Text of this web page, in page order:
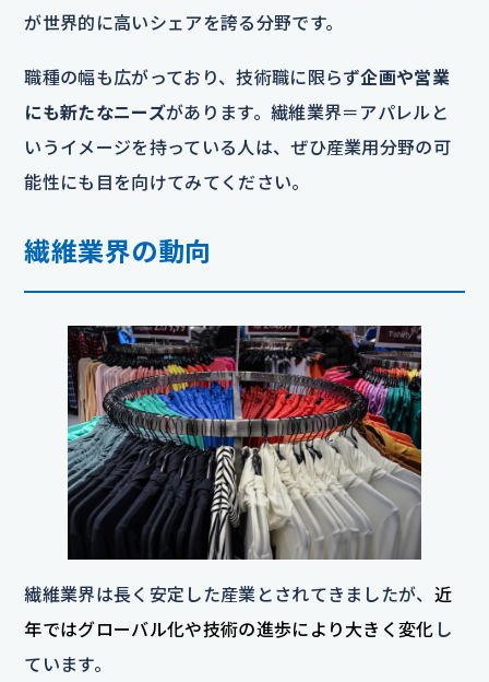
が世界的に高いシェアを誇る分野です。
職種の幅も広がっており、技術職に限らず企画や営業
にも新たなニーズがあります。繊維業界＝アパレルと
いうイメージを持っている人は、ぜひ産業用分野の可
能性にも目を向けてみてください。
繊維業界の動向
繊維業界は長く安定した産業とされてきましたが、 近
年ではグローバル化や技術の進歩により大きく変化 し
ています。